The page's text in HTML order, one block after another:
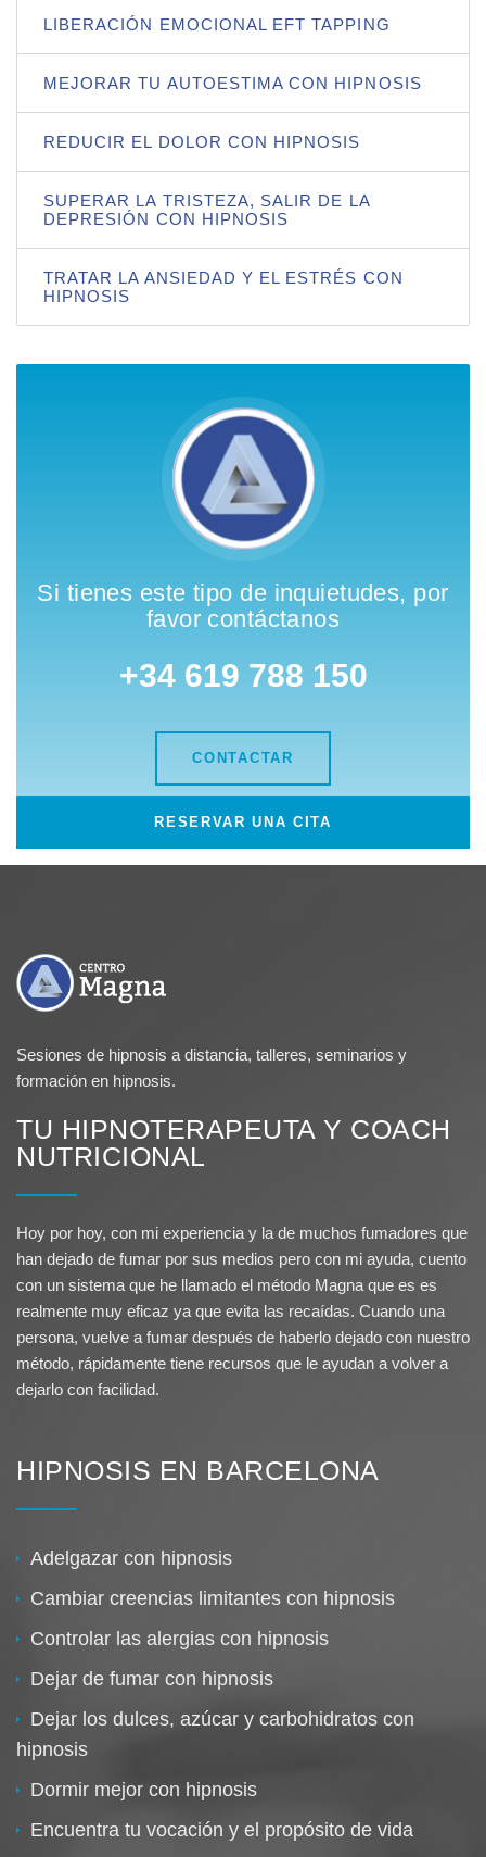
LIBERACIÓN EMOCIONAL EFT TAPPING
MEJORAR TU AUTOESTIMA CON HIPNOSIS
REDUCIR EL DOLOR CON HIPNOSIS
SUPERAR LA TRISTEZA, SALIR DE LA
DEPRESIÓN CON HIPNOSIS
TRATAR LA ANSIEDAD Y EL ESTRÉS CON
HIPNOSIS
Si tienes este tipo de inquietudes, por
favor contáctanos
+34 619 788 150
CONTACTAR
RESERVAR UNA CITA
Sesiones de hipnosis a distancia, talleres, seminarios y
formación en hipnosis.
TU HIPNOTERAPEUTA Y COACH
NUTRICIONAL
Hoy por hoy, con mi experiencia y la de muchos fumadores que
han dejado de fumar por sus medios pero con mi ayuda, cuento
con un sistema que he llamado el método Magna que es es
realmente muy eficaz ya que evita las recaídas. Cuando una
persona, vuelve a fumar después de haberlo dejado con nuestro
método, rápidamente tiene recursos que le ayudan a volver a
dejarlo con facilidad.
HIPNOSIS EN BARCELONA
Adelgazar con hipnosis
Cambiar creencias limitantes con hipnosis
Controlar las alergias con hipnosis
Dejar de fumar con hipnosis
Dejar los dulces, azúcar y carbohidratos con
hipnosis
Dormir mejor con hipnosis
Encuentra tu vocación y el propósito de vida